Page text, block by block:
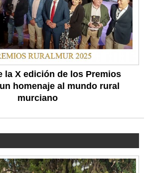
la X edición de los Premios
homenaje al mundo rural
murciano